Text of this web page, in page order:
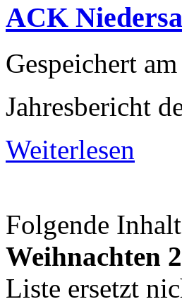
ACK
Gespeichert am
Jahresbericht
Weiterlesen
Folgende
Weihnachten
Liste ersetzt